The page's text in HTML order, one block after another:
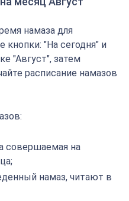
намаза для
"На сегодня" и
"Август", затем
расписание намазов
совершаемая на
намаз, читают в